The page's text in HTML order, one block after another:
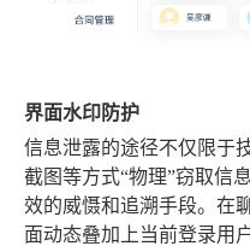
界面水印防护
信息泄露的途径不仅限于
截图等方式“物理”窃取信
效的威慑和追溯手段。在
面动态叠加上当前登录用